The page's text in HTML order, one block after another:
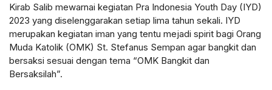
Kirab Salib mewarnai kegiatan Pra Indonesia Youth Day (IYD)
2023 yang diselenggarakan setiap lima tahun sekali. IYD
merupakan kegiatan iman yang tentu mejadi spirit bagi Orang
Muda Katolik (OMK) St. Stefanus Sempan agar bangkit dan
bersaksi sesuai dengan tema “OMK Bangkit dan
Bersaksilah”.